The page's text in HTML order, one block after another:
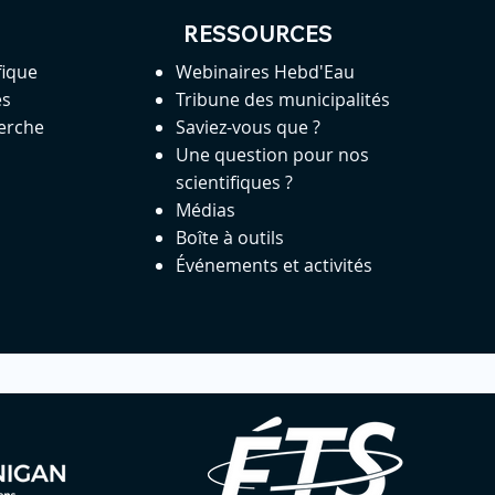
RESSOURCES
Webinaires Hebd'Eau
Tribune des municipalités
Saviez-vous que ?
Une question pour nos
scientifiques ?
Médias
Boîte à outils
Événements et activités